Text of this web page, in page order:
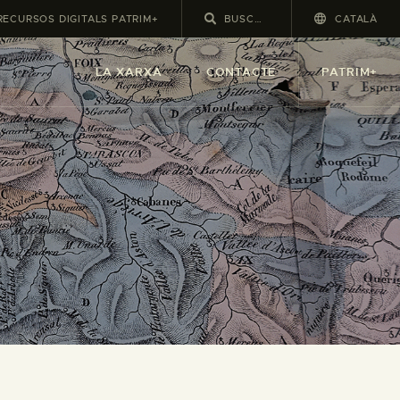
DIGITALS PATRIM+ CATALÀ
LA XARXA CONTACTE PATRIM+